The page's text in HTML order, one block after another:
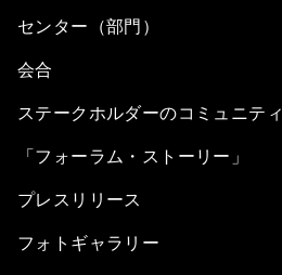
センター（部門）
会合
ステークホルダーのコミュニティ
「フォーラム・ストーリー」
プレスリリース
フォトギャラリー